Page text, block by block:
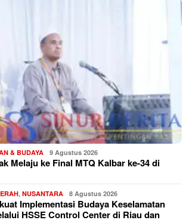
& BUDAYA 9 Agustus 2026
Melaju ke Final MTQ Kalbar ke-34 di
, NUSANTARA 8 Agustus 2026
Implementasi Budaya Keselamatan
HSSE Control Center di Riau dan